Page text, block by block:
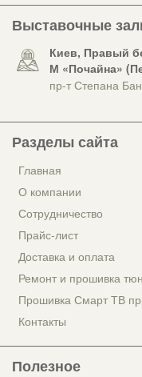
Выставочные
Киев, Правый
М «Почайна»
пр-т Степана
Разделы сайта
Главная
О компании
Сотрудничество
Прайс-лист
Доставка и оплата
Ремонт и прошивка
Прошивка Смарт ТВ
Контакты
Полезное